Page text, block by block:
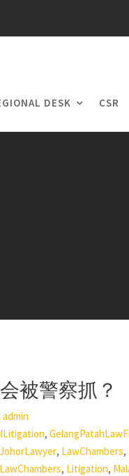
DESK CSR
被警察抓？
admin
,
JohorLawyer, LawChambers,
, Litigation,